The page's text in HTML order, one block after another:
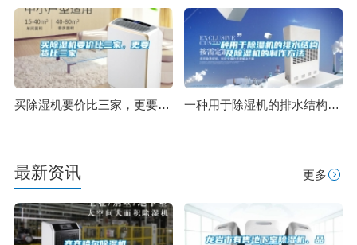
买除湿机要价比三家，更要货比三家 一种用于除湿机的排水结构及除湿机的制作方法
最新资讯 更多